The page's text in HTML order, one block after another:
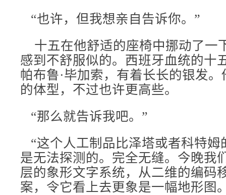
“也许，但我想亲自告诉你。”
十五在他舒适的座椅中挪动了一
感到不舒服似的。西班牙血统的十
帕布鲁·毕加索，有着长长的银发
的体型，不过也许更高些。
“那么就告诉我吧。”
“这个人工制品比泽塔或者科特姆
是无法探测的。完全无缝。今晚我
层的象形文字系统，从二维的编码
案，令它看上去更象是一幅地形图